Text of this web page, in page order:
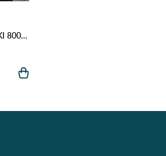
Женские лосины MOSKI 8004 Черный